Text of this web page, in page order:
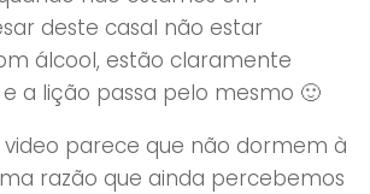
deste casal não estar
álcool, estão claramente
a lição passa pelo mesmo 🙂
video parece que não dormem à
razão que ainda percebemos